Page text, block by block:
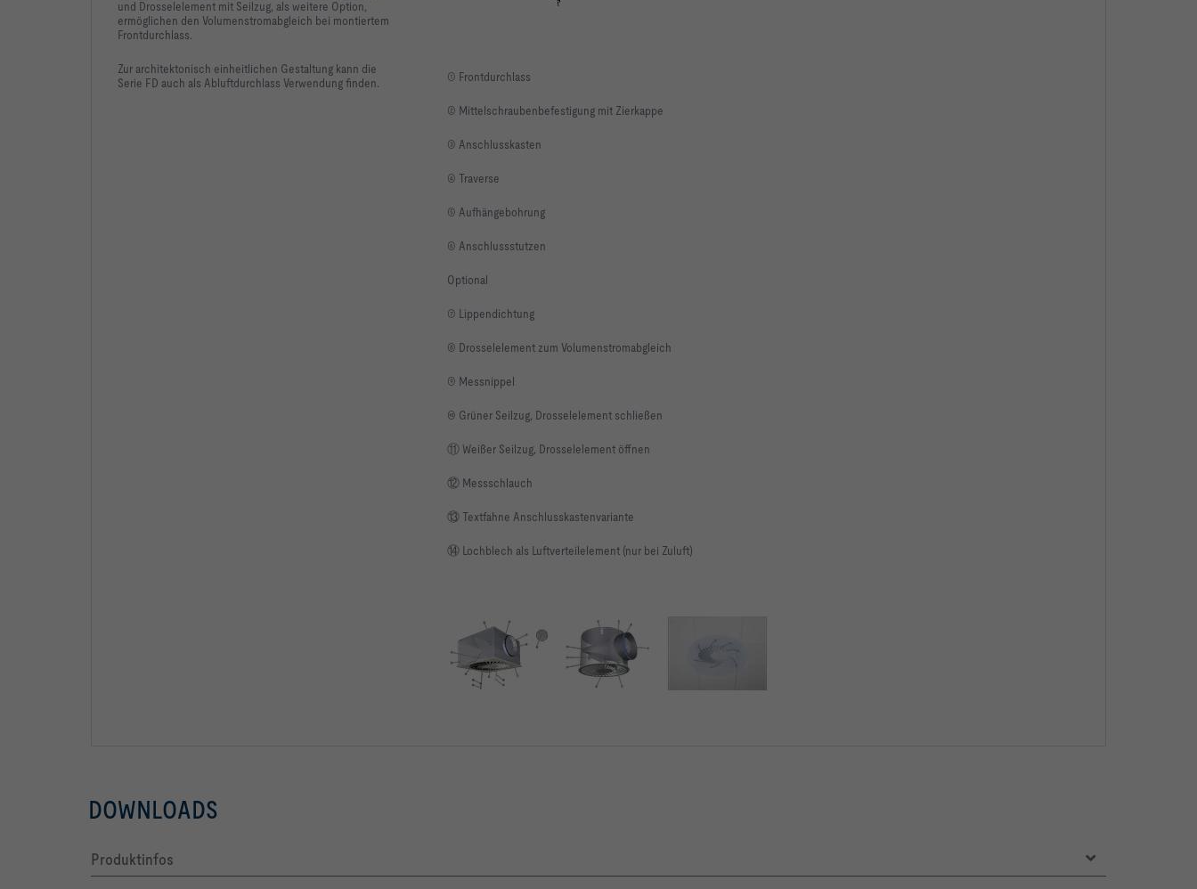
① Frontdurchlass
② Mittelschraubenbefestigung mit Zierkappe
③ Anschlusskasten
④ Traverse
⑤ Aufhängebohrung
⑥ Anschlussstutzen
Optional
⑦ Lippendichtung
⑧ Drosselelement zum Volumenstromabgleich
⑨ Messnippel
⑩ Grüner Seilzug, Drosselelement schließen
⑪ Weißer Seilzug, Drosselelement öffnen
⑫ Messschlauch
⑬ Textfahne Anschlusskastenvariante
⑭ Lochblech als Luftverteilelement (nur bei Zuluft)
und Drosselelement mit Seilzug, als weitere Option,
ermöglichen den Volumenstromabgleich bei montiertem
Frontdurchlass.
Zur architektonisch einheitlichen Gestaltung kann die
Serie FD auch als Abluftdurchlass Verwendung finden.
DOWNLOADS
Produktinfos